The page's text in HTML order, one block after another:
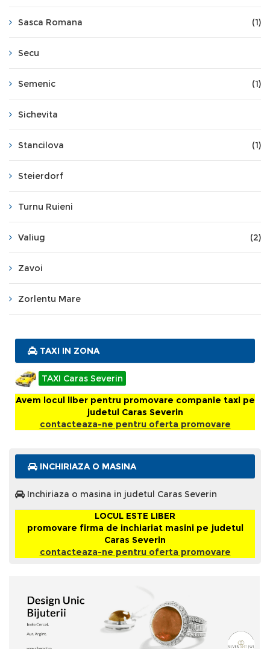
Sasca Romana (1)
Secu
Semenic (1)
Sichevita
Stancilova (1)
Steierdorf
Turnu Ruieni
Valiug (2)
Zavoi
Zorlentu Mare
TAXI IN ZONA
TAXI Caras Severin
Avem locul liber pentru promovare companie taxi pe
judetul Caras Severin
contacteaza-ne pentru oferta promovare
INCHIRIAZA O MASINA
Inchiriaza o masina in judetul Caras Severin
LOCUL ESTE LIBER
promovare firma de inchiariat masini pe judetul
Caras Severin
contacteaza-ne pentru oferta promovare